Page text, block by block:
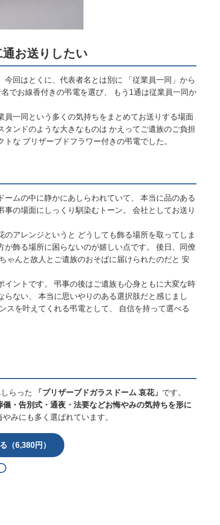
お送りしたい
今回はとくに、代表者名とは別に 「従業員一同」から
でお線香付きの弔電を選び、 もう1通は従業員一同か
一同という多くの気持ちをまとめてお送りする場面
ンドのような大きなものは かえってご遺族のご負担
な プリザーブドフラワー付きの弔電でした。
ムの中に静かにあしらわれていて、 本当に品のある
の場面にしっくり馴染むトーン。 会社としてお送り
アレンジというと どうしても飾る場所を取ってしま
飾る場所に困らないのが嬉しい点です。 後日、同僚
ゃんと故人とご遺族のおそばに届けられたのだと 安
ントです。 弔事の後はご遺族も心身ともに大変な時
ない、 本当に思いやりのある選択肢だと感じまし
スを叶えてくれる弔電として、 自信を持って選べる
らった 「プリザーブドガラスドーム 哀花」 です。
儀・告別式・通夜・法要などお悔やみの気持ちを形に
みにも多く選ばれています。
（6,380円）